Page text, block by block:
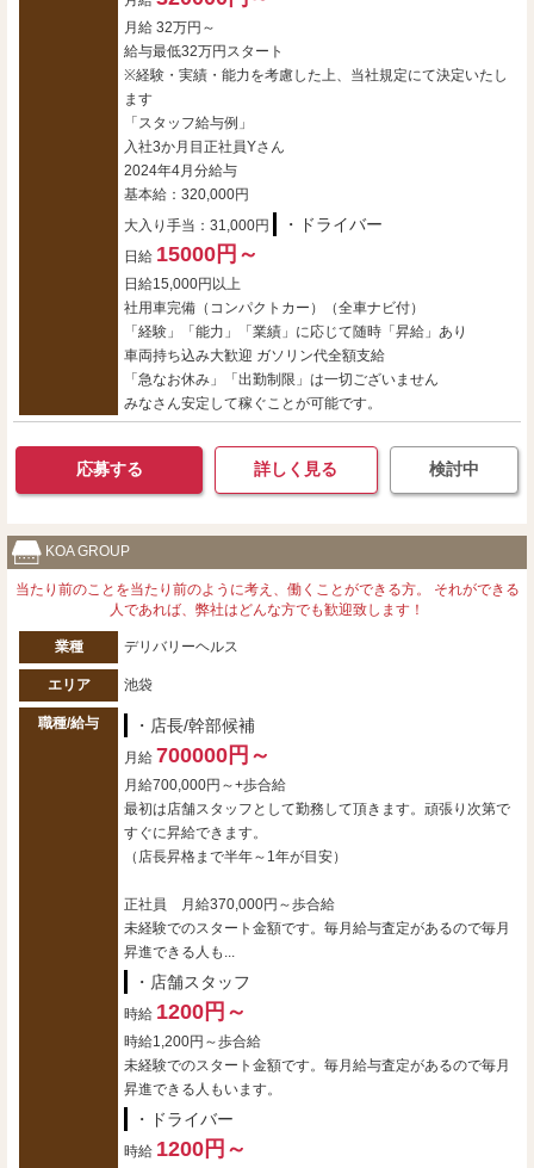
月給 32万円～
給与最低32万円スタート
※経験・実績・能力を考慮した上、当社規定にて決定いたし
ます
「スタッフ給与例」
入社3か月目正社員Yさん
2024年4月分給与
基本給：320,000円
大入り手当：31,000円
・ドライバー
日給 15000円～
日給15,000円以上
社用車完備（コンパクトカー）（全車ナビ付）
「経験」「能力」「業績」に応じて随時「昇給」あり
車両持ち込み大歓迎 ガソリン代全額支給
「急なお休み」「出勤制限」は一切ございません
みなさん安定して稼ぐことが可能です。
応募する 詳しく見る 検討中
KOA GROUP
当たり前のことを当たり前のように考え、働くことができる方。 それができる
人であれば、弊社はどんな方でも歓迎致します！
業種 デリバリーヘルス
エリア 池袋
職種/給与 ・店長/幹部候補
月給 700000円～
月給700,000円～+歩合給
最初は店舗スタッフとして勤務して頂きます。頑張り次第で
すぐに昇給できます。
（店長昇格まで半年～1年が目安）
正社員 月給370,000円～歩合給
未経験でのスタート金額です。毎月給与査定があるので毎月
昇進できる人も...
・店舗スタッフ
時給 1200円～
時給1,200円～歩合給
未経験でのスタート金額です。毎月給与査定があるので毎月
昇進できる人もいます。
・ドライバー
時給 1200円～